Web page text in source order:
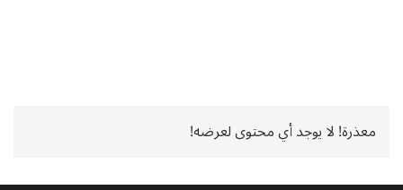
معذرة! لا يوجد أي محتوى لعرضه!